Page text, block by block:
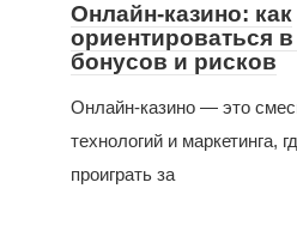
Онлайн-казино: как
ориентироваться
бонусов и рисков
Онлайн-казино — это
технологий и маркетинга,
проиграть за